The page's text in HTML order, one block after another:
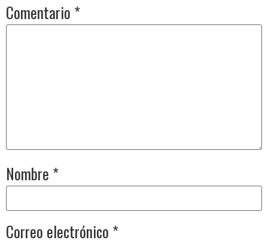
Comentario *
Nombre *
Correo electrónico *